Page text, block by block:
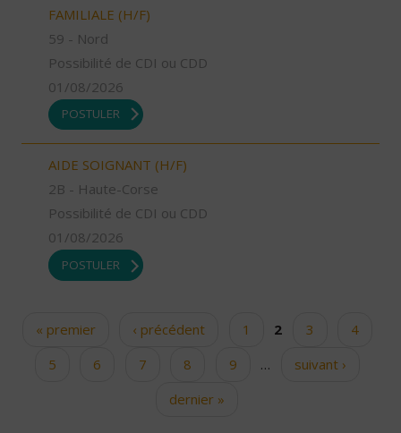
FAMILIALE (H/F)
59 - Nord
Possibilité de CDI ou CDD
01/08/2026
POSTULER
AIDE SOIGNANT (H/F)
2B - Haute-Corse
Possibilité de CDI ou CDD
01/08/2026
POSTULER
Pages« premier ‹ précédent 1 2 3
4
5
6 7 8 9 …
suivant ›
dernier »